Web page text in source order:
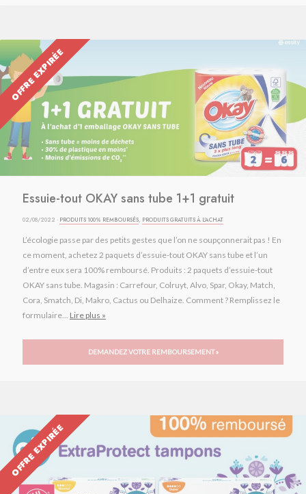
OFFRE EXPIRÉE
Essuie-tout OKAY sans tube 1+1 gratuit
02/08/2022 · PRODUITS 100% REMBOURSÉS, PRODUITS GRATUITS À L'ACHAT
L’écologie passe par des petits gestes que l’on ne soupçonnerait pas ! En
ce moment, achetez 2 paquets d’essuie-tout OKAY sans tube et l’un
d’entre eux sera 100% remboursé. Produits : 2 paquets d’essuie-tout
OKAY sans tube. Magasin : Carrefour, Colruyt, Alvo, Spar, Okay, Match,
Cora, Smatch, Di, Makro, Cactus ou Delhaize. Comment ? Remplissez le
formulaire... Lire plus »
DEMANDEZ VOTRE REMBOURSEMENT »
OFFRE EXPIRÉE